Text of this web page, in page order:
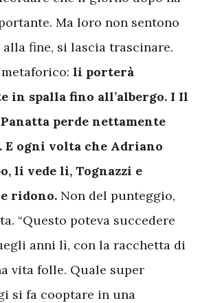
Ma loro non sentono
fine, si lascia trascinare.
li porterà
in spalla fino all’albergo. I Il
perde nettamente
E ogni volta che Adriano
li vede lì, Tognazzi e
ridono. Non del punteggio,
“Questo poteva succedere
anni lì, con la racchetta di
vita folle. Quale super
si fa cooptare in una